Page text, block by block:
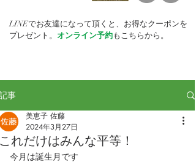
LINEでお友達になって頂くと、お得なクーポンを
プレゼント。 オンライン予約もこちらから。
事
れだけはみんな平等！
美恵子 佐藤
2024年3月27日
今月は誕生月です